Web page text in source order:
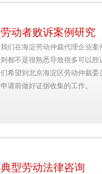
劳动者败诉案例研究
我们在海淀劳动仲裁代理企业
则都不是很熟悉导致很多可以
们希望到北京海淀区劳动仲裁
申请前做好证据收集的工作。
典型劳动法律咨询